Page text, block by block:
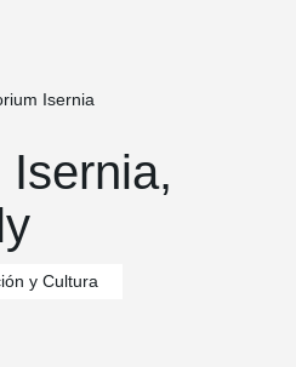
Isernia
y Cultura